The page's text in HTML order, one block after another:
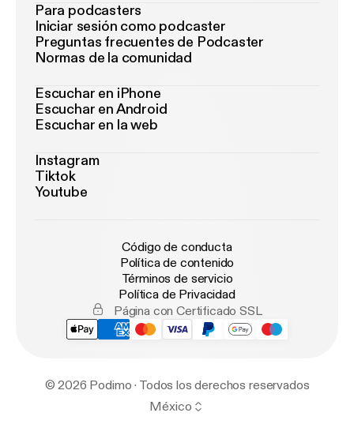
Para podcasters
Iniciar sesión como podcaster
Preguntas frecuentes de Podcaster
Normas de la comunidad
Escuchar en iPhone
Escuchar en Android
Escuchar en la web
Instagram
Tiktok
Youtube
Código de conducta
Política de contenido
Términos de servicio
Política de Privacidad
Página con Certificado SSL
© 2026 Podimo · Todos los derechos reservados
México